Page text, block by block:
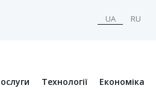
UA RU
Технології Економіка